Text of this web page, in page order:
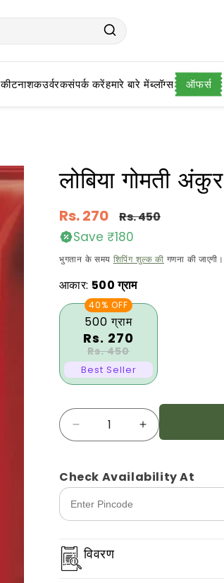
कीटनाशकउर्वरकसंपर्क करेंहमारे बारे मेंब्लॉग्स ऑफर्स
लोबिया गोमती अंकुर
नियमित
रूप
से
Rs. 270 Rs. 450
Save ₹180
विक्रय
भुगतान के समय शिपिंग शुल्क की गणना की जाएगी।
आकार: 500 ग्राम
40% OFF
500 ग्राम
Rs. 270
Rs. 450
Best Seller
मात्रा
गोमती
के
लिए
मात्रा
घटाएँ
लोबिया
गोमती
के
लिए
बढ़ाएँ
Check Availability At
विवरण